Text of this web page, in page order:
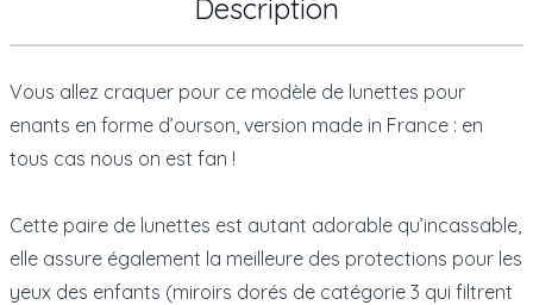
Description
Vous allez craquer pour ce modèle de lunettes pour
enants en forme d’ourson, version made in France : en
tous cas nous on est fan !
Cette paire de lunettes est autant adorable qu’incassable,
elle assure également la meilleure des protections pour les
yeux des enfants (miroirs dorés de catégorie 3 qui filtrent